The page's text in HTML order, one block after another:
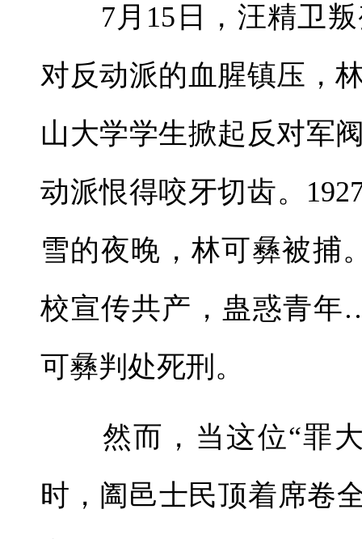
7月15日，汪精卫叛
对反动派的血腥镇压，
山大学学生掀起反对军
动派恨得咬牙切齿。
雪的夜晚，林可彝被捕
校宣传共产，蛊惑青
可彝判处死刑。
然而，当这位“罪大
时，阖邑士民顶着席卷